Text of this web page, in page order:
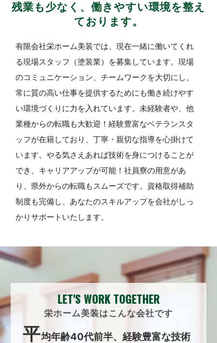
残業も少なく、働きやすい環境を整え
ております。
有限会社栄ホーム美装では、現在一緒に働いてくれ
る現場スタッフ（塗装業）を募集しています。現場
のコミュニケーション、チームワークを大切にし、
常に質の高い仕事を提供するためにも働き続けやす
い環境づくりに力を入れています。未経験者や、他
業種からの転職も大歓迎！経験豊富なベテランスタ
ッフが在籍しており、丁寧・親切な指導を心掛けて
います。やる気さえあれば技術を身につけることが
でき、キャリアアップが可能！社員寮の用意があ
り、県外からの転職もスムーズです。資格取得補助
制度も完備し、あなたのスキルアップを会社がしっ
かりサポートいたします。
LET'S WORK TOGETHER
栄ホーム美装はこんな会社です
平均年齢40代前半、経験豊富な技術